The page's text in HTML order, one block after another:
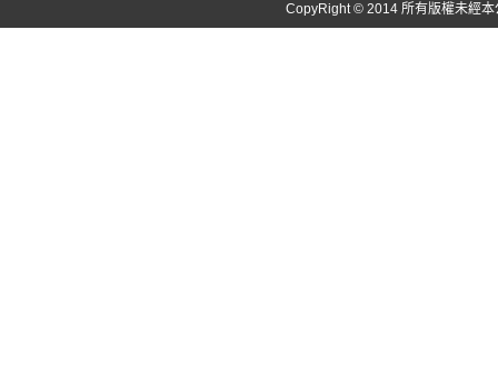
CopyRight © 2014 所有版權未經